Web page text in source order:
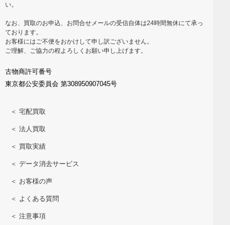
い。
なお、買取のお申込、お問合せメールの受信自体は24時間無休にて承っ
ております。
お客様にはご不便をおかけして申し訳ございません。
ご理解、ご協力の程よろしくお願い申し上げます。
古物商許可番号
東京都公安委員会 第308950907045号
＜ 宅配買取
＜ 法人買取
＜ 買取実績
＜ データ消去サービス
＜ お客様の声
＜ よくある質問
＜ 注意事項